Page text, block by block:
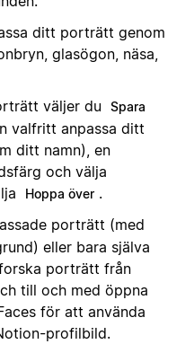
ditt porträtt genom
glasögon, näsa,
väljer du
Spara
valfritt anpassa ditt
ditt namn), en
och välja
Hoppa över .
porträtt (med
eller bara själva
porträtt från
till och med öppna
för att använda
profilbild.